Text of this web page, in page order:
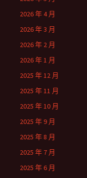
2026 年 4 月
2026 年 3 月
2026 年 2 月
2026 年 1 月
2025 年 12 月
2025 年 11 月
2025 年 10 月
2025 年 9 月
2025 年 8 月
2025 年 7 月
2025 年 6 月